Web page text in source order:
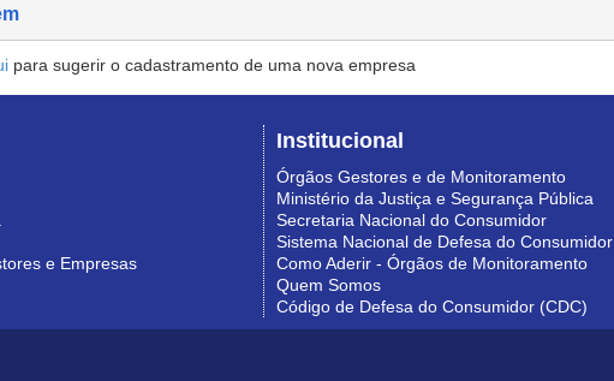
para sugerir o cadastramento de uma nova empresa
e Empresas
Institucional
Órgãos Gestores e de Monitoramento
Ministério da Justiça e Segurança Pública
Secretaria Nacional do Consumidor
Sistema Nacional de Defesa do Consumidor
Como Aderir - Órgãos de Monitoramento
Quem Somos
Código de Defesa do Consumidor (CDC)